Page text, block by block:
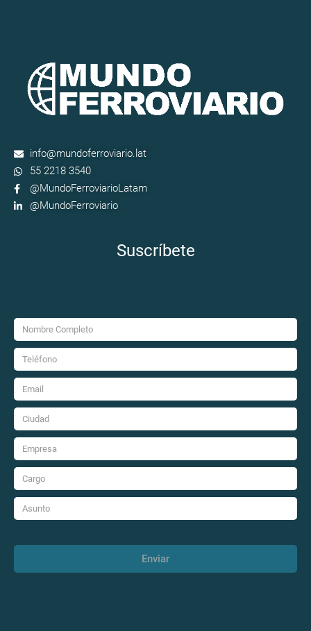
info@mundoferroviario.lat
55 2218 3540
@MundoFerroviarioLatam
@MundoFerroviario
Suscríbete
Enviar